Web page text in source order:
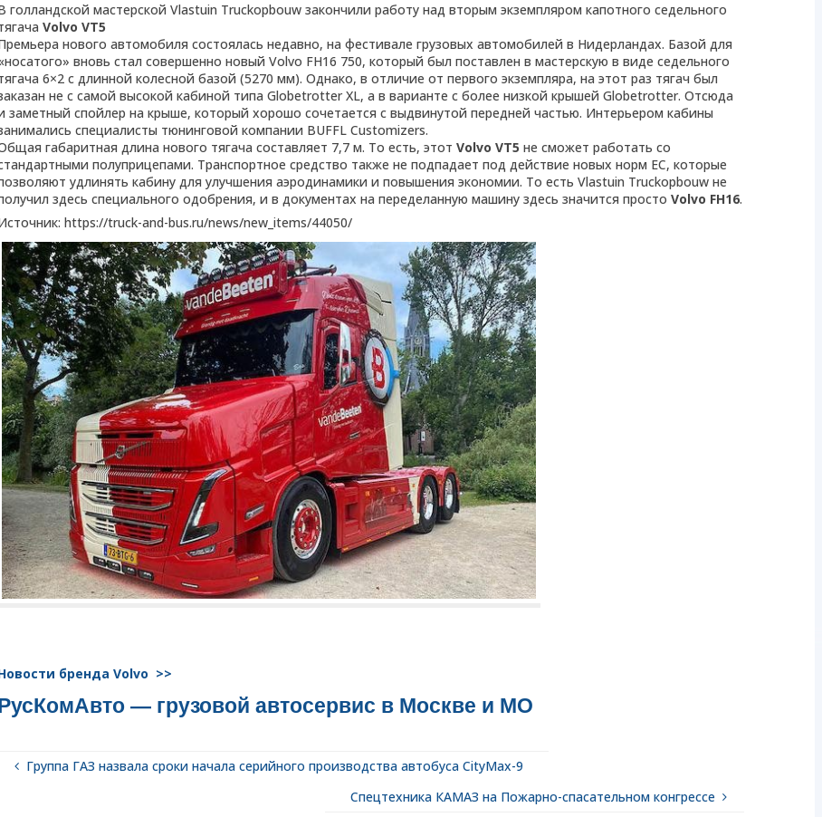
голландской мастерской Vlastuin Truckopbouw закончили работу над вторым экземпляром капотного седельного
Volvo VT5
нового автомобиля состоялась недавно, на фестивале грузовых автомобилей в Нидерландах. Базой для
вновь стал совершенно новый Volvo FH16 750, который был поставлен в мастерскую в виде седельного
6×2 с длинной колесной базой (5270 мм). Однако, в отличие от первого экземпляра, на этот раз тягач был
не с самой высокой кабиной типа Globetrotter XL, а в варианте с более низкой крышей Globetrotter. Отсюда
заметный спойлер на крыше, который хорошо сочетается с выдвинутой передней частью. Интерьером кабины
специалисты тюнинговой компании BUFFL Customizers.
габаритная длина нового тягача составляет 7,7 м. То есть, этот Volvo VT5 не сможет работать со
полуприцепами. Транспортное средство также не подпадает под действие новых норм ЕС, которые
удлинять кабину для улучшения аэродинамики и повышения экономии. То есть Vlastuin Truckopbouw не
здесь специального одобрения, и в документах на переделанную машину здесь значится простоVolvo FH16.
https://truck-and-bus.ru/news/new_items/44050/
бренда Volvo >>
— грузовой автосервис в Москве и МО
Группа ГАЗ назвала сроки начала серийного производства автобуса CityMax-9
Спецтехника КАМАЗ на Пожарно-спасательном конгрессе